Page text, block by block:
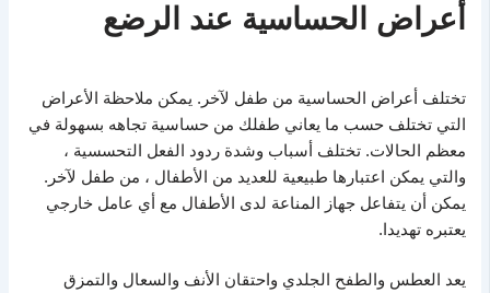
أعراض الحساسية عند الرضع
تختلف أعراض الحساسية من طفل لآخر. يمكن ملاحظة الأعراض
التي تختلف حسب ما يعاني طفلك من حساسية تجاهه بسهولة في
معظم الحالات. تختلف أسباب وشدة ردود الفعل التحسسية ،
والتي يمكن اعتبارها طبيعية للعديد من الأطفال ، من طفل لآخر.
يمكن أن يتفاعل جهاز المناعة لدى الأطفال مع أي عامل خارجي
يعتبره تهديدا.
يعد العطس والطفح الجلدي واحتقان الأنف والسعال والتمزق